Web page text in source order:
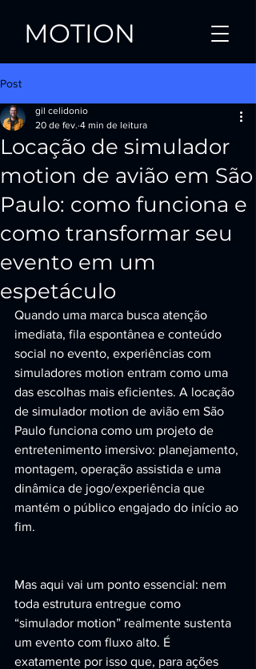
MOTION
Post
Locação de simulador
motion de avião em São
Paulo: como funciona e
como transformar seu
evento em um
espetáculo
gil celidonio
20 de fev. 4 min de leitura
Quando uma marca busca atenção
imediata, fila espontânea e conteúdo
social no evento, experiências com
simuladores motion entram como uma
das escolhas mais eficientes. A locação
de simulador motion de avião em São
Paulo funciona como um projeto de
entretenimento imersivo: planejamento,
montagem, operação assistida e uma
dinâmica de jogo/experiência que
mantém o público engajado do início ao
fim.
Mas aqui vai um ponto essencial: nem
toda estrutura entregue como
“simulador motion” realmente sustenta
um evento com fluxo alto. É
exatamente por isso que, para ações